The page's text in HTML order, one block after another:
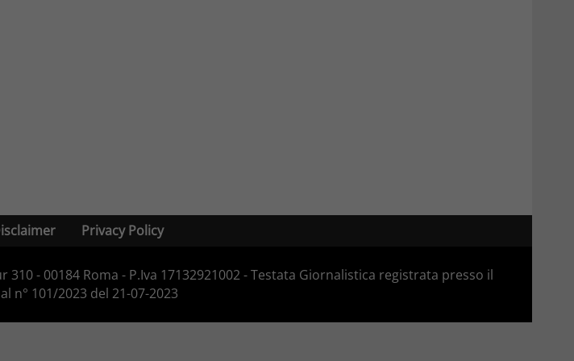
Privacy Policy
- 00184 Roma - P.Iva 17132921002 - Testata Giornalistica registrata presso il
n° 101/2023 del 21-07-2023